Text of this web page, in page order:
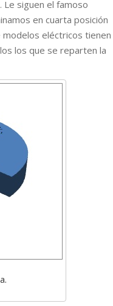
Le siguen el famoso
en cuarta posición
modelos eléctricos tienen
los que se reparten la